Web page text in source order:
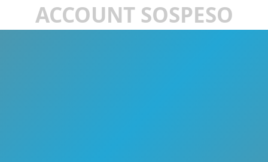
ACCOUNT SOSPESO